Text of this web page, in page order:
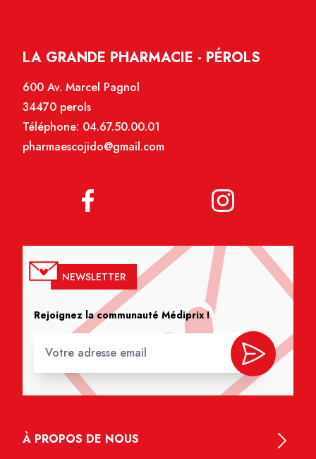
LA GRANDE PHARMACIE - PÉROLS
600 Av. Marcel Pagnol
34470 perols
Téléphone: 04.67.50.00.01
pharmaescojido@gmail.com
NEWSLETTER
Rejoignez la communauté Médiprix !
À PROPOS DE NOUS